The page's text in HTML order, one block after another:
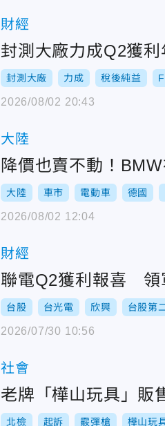
財經
封測大廠力成Q2獲
封測大廠 力成 稅後純益
2026/08/02 20:43
大陸
降價也賣不動！
大陸 車市 電動車 德國
2026/08/02 12:04
財經
聯電Q2獲利報喜 領
台股 台光電 欣興 台股第
2026/07/30 10:56
社會
老牌「樺山玩具」
北檢 起訴 霰彈槍 樺山玩